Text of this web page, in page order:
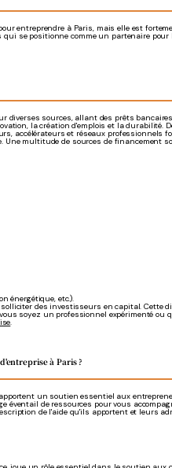
entreprendre à Paris, mais elle est
qui se positionne comme un partenaire
diverses sources, allant des prêts
la création d'emplois et la durabilité.
accélérateurs et réseaux professionnels
multitude de sources de financement
énergétique, etc.).
des investisseurs en capital. Cette
soyez un professionnel expérimenté ou
.
à Paris ?
un soutien essentiel aux
de ressources pour vous
de l'aide qu'ils apportent et leurs